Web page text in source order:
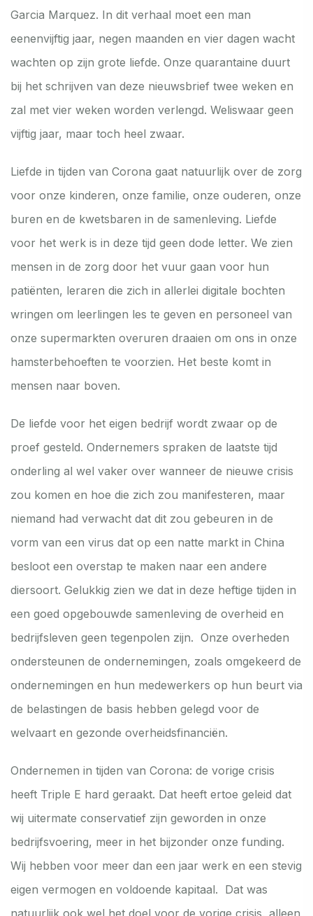
Garcia Marquez. In dit verhaal moet een man
eenenvijftig jaar, negen maanden en vier dagen wacht
wachten op zijn grote liefde. Onze quarantaine duurt
bij het schrijven van deze nieuwsbrief twee weken en
zal met vier weken worden verlengd. Weliswaar geen
vijftig jaar, maar toch heel zwaar.
Liefde in tijden van Corona gaat natuurlijk over de zorg
voor onze kinderen, onze familie, onze ouderen, onze
buren en de kwetsbaren in de samenleving. Liefde
voor het werk is in deze tijd geen dode letter. We zien
mensen in de zorg door het vuur gaan voor hun
patiënten, leraren die zich in allerlei digitale bochten
wringen om leerlingen les te geven en personeel van
onze supermarkten overuren draaien om ons in onze
hamsterbehoeften te voorzien. Het beste komt in
mensen naar boven.
De liefde voor het eigen bedrijf wordt zwaar op de
proef gesteld. Ondernemers spraken de laatste tijd
onderling al wel vaker over wanneer de nieuwe crisis
zou komen en hoe die zich zou manifesteren, maar
niemand had verwacht dat dit zou gebeuren in de
vorm van een virus dat op een natte markt in China
besloot een overstap te maken naar een andere
diersoort. Gelukkig zien we dat in deze heftige tijden in
een goed opgebouwde samenleving de overheid en
bedrijfsleven geen tegenpolen zijn. Onze overheden
ondersteunen de ondernemingen, zoals omgekeerd de
ondernemingen en hun medewerkers op hun beurt via
de belastingen de basis hebben gelegd voor de
welvaart en gezonde overheidsfinanciën.
Ondernemen in tijden van Corona: de vorige crisis
heeft Triple E hard geraakt. Dat heeft ertoe geleid dat
wij uitermate conservatief zijn geworden in onze
bedrijfsvoering, meer in het bijzonder onze funding.
Wij hebben voor meer dan een jaar werk en een stevig
eigen vermogen en voldoende kapitaal. Dat was
natuurlijk ook wel het doel voor de vorige crisis, alleen